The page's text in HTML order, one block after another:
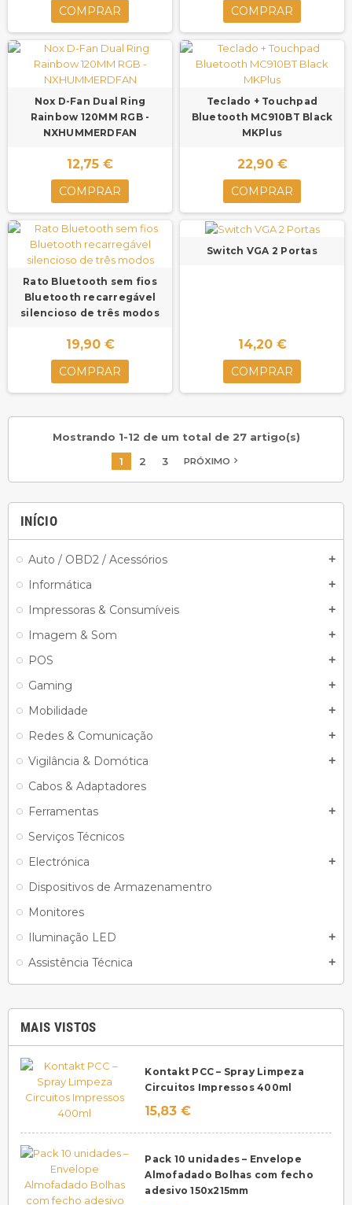
INÍCIO
Auto / OBD2 / Acessórios add
Informática add
Impressoras & Consumíveis add
Imagem & Som add
POS add
Gaming add
Mobilidade add
Redes & Comunicação add
Vigilância & Domótica add
Cabos & Adaptadores
Ferramentas
add
Serviços Técnicos
Electrónica
add
Dispositivos de Armazenamentro
Monitores
Iluminação LED
add
Assistência Técnica add
MAIS VISTOS
Kontakt PCC – Spray Limpeza
Circuitos Impressos 400ml
15,83 €
Pack 10 unidades – Envelope
Almofadado Bolhas com fecho
adesivo 150x215mm
COMPRAR COMPRAR
Nox D-Fan Dual Ring
Rainbow 120MM RGB -
NXHUMMERDFAN
12,75 €
COMPRAR
Teclado + Touchpad
Bluetooth MC910BT Black
MKPlus
22,90 €
COMPRAR
Rato Bluetooth sem fios
Bluetooth recarregável
silencioso de três modos
19,90 €
COMPRAR
Switch VGA 2 Portas
14,20 €
COMPRAR
Mostrando 1-12 de um total de 27 artigo(s)
1
2 3 PRÓXIMO navigate_next